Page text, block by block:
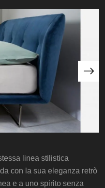
linea stilistica
con la sua eleganza retrò
e a uno spirito senza